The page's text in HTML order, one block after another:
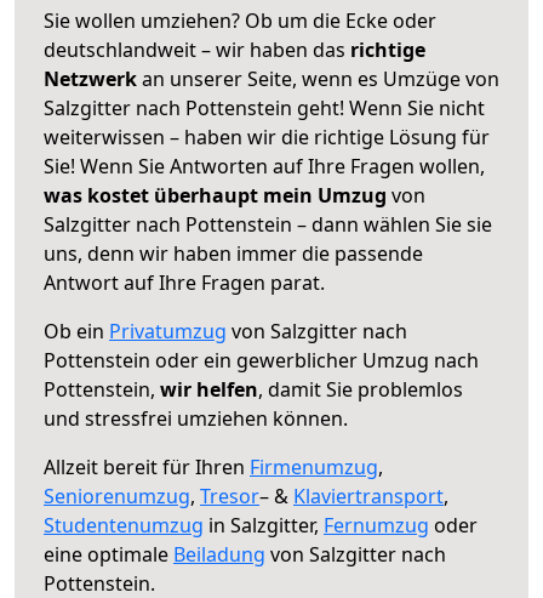
Sie wollen umziehen? Ob um die Ecke oder
deutschlandweit – wir haben das richtige
Netzwerkan unserer Seite, wenn es Umzüge von
Salzgitter nach Pottenstein geht! Wenn Sie nicht
weiterwissen – haben wir die richtige Lösung für
Sie! Wenn Sie Antworten auf Ihre Fragen wollen,
was kostet überhaupt mein Umzug von
Salzgitter nach Pottenstein – dann wählen Sie sie
uns, denn wir haben immer die passende
Antwort auf Ihre Fragen parat.
Ob ein Privatumzug von Salzgitter nach
Pottenstein oder ein gewerblicher Umzug nach
Pottenstein, wir helfen, damit Sie problemlos
und stressfrei umziehen können.
Allzeit bereit für Ihren Firmenumzug,
Seniorenumzug, Tresor– & Klaviertransport,
Studentenumzug in Salzgitter, Fernumzug oder
eine optimale Beiladung von Salzgitter nach
Pottenstein.